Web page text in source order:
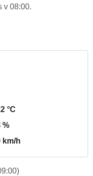
v 08:00.
°C
%
km/h